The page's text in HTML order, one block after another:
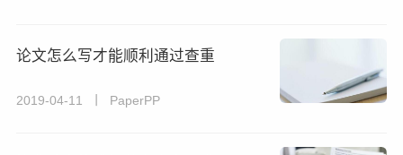
论文怎么写才能顺利通过查重
2019-04-11 丨 PaperPP